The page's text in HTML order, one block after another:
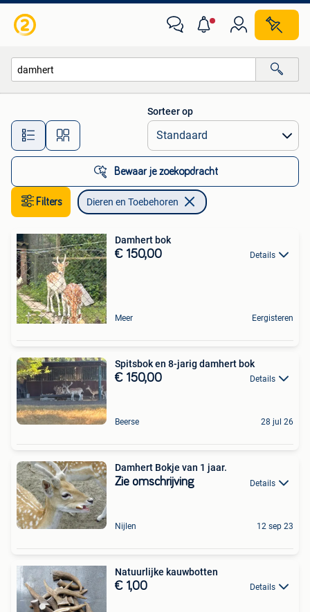
Alle afstanden…
Sorteer op
Bewaar je zoekopdracht
Filters Dieren en Toebehoren
Damhert bok
€ 150,00 Details
Meer Eergisteren
Spitsbok en 8-jarig damhert bok
€ 150,00 Details
Beerse 28 jul 26
Damhert Bokje van 1 jaar.
Zie omschrijving Details
Nijlen 12 sep 23
Natuurlijke kauwbotten
€ 1,00 Details